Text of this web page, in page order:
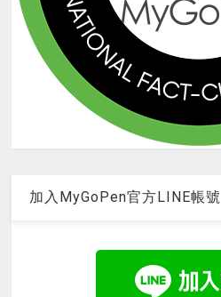
加入MyGoPen官方LINE帳號